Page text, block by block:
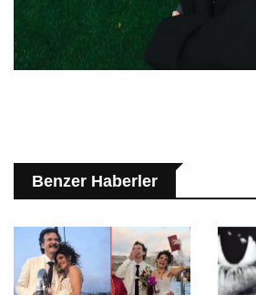
Benzer Haberler